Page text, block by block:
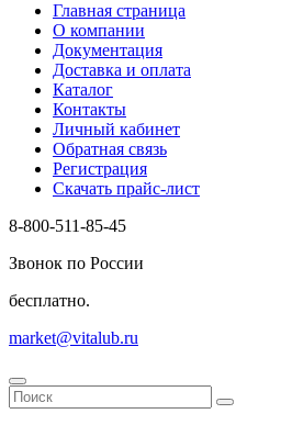
Главная страница
О компании
Документация
Доставка и оплата
Каталог
Контакты
Личный кабинет
Обратная связь
Регистрация
Скачать прайс-лист
8-800-511-85-45
Звонок по России
бесплатно.
market@vitalub.ru